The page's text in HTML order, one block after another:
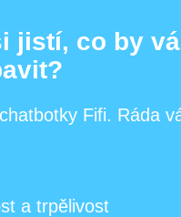
jistí, co by
Fifi. Ráda
a trpělivost